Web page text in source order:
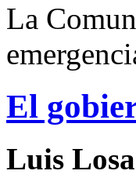
La
El
Luis